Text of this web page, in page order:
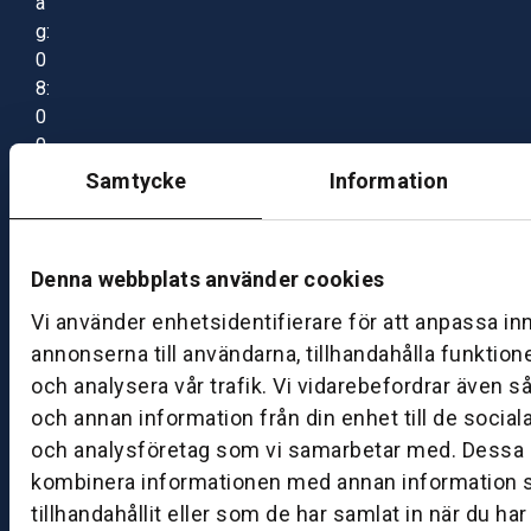
Samtycke Information
Denna webbplats använder cookies
Vi använder enhetsidentifierare för att anpassa
annonserna till användarna, tillhandahålla
och analysera vår trafik. Vi vidarebefordrar även
och annan information från din enhet till de
och analysföretag som vi samarbetar med. Dessa
kombinera informationen med annan information
tillhandahållit eller som de har samlat in när du
g:
0
8:
0
0
0
B
ut
ik
S
k
ö